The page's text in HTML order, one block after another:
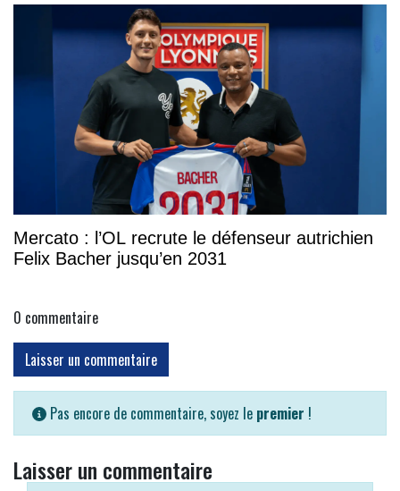
Mercato : l’OL recrute le défenseur autrichien
Felix Bacher jusqu’en 2031
0 commentaire
Laisser un commentaire
Pas encore de commentaire, soyez le premier !
Laisser un commentaire